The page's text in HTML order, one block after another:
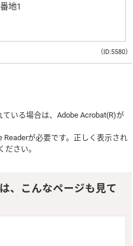
地1
（ID:5580）
ている場合は、Adobe Acrobat(R)が
Readerが必要です。正しく表示され
ださい。
、こんなページも見て